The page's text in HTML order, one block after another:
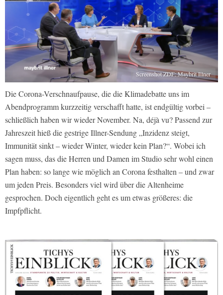
Screenshot ZDF: Maybrit Illner
Die Corona-Verschnaufpause, die die Klimadebatte uns im
Abendprogramm kurzzeitig verschafft hatte, ist endgültig vorbei –
schließlich haben wir wieder November. Na, déjà vu? Passend zur
Jahreszeit hieß die gestrige Illner-Sendung „Inzidenz steigt,
Immunität sinkt – wieder Winter, wieder kein Plan?“. Wobei ich
sagen muss, das die Herren und Damen im Studio sehr wohl einen
Plan haben: so lange wie möglich an Corona festhalten – und zwar
um jeden Preis. Besonders viel wird über die Altenheime
gesprochen. Doch eigentlich geht es um etwas größeres: die
Impfpflicht.